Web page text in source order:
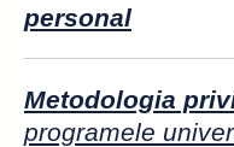
personal
Metodologia
programele